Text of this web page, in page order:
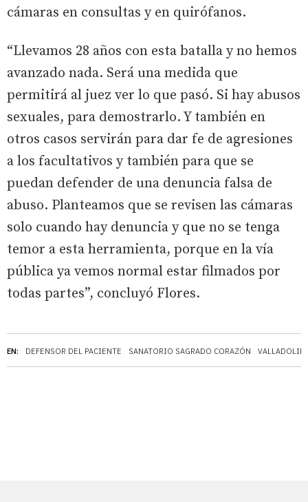
EN: DEFENSOR DEL PACIENTE SANATORIO SAGRADO CORAZÓN VALLADOLID
cámaras en consultas y en quirófanos.
“Llevamos 28 años con esta batalla y no hemos
avanzado nada. Será una medida que
permitirá al juez ver lo que pasó. Si hay abusos
sexuales, para demostrarlo. Y también en
otros casos servirán para dar fe de agresiones
a los facultativos y también para que se
puedan defender de una denuncia falsa de
abuso. Planteamos que se revisen las cámaras
solo cuando hay denuncia y que no se tenga
temor a esta herramienta, porque en la vía
pública ya vemos normal estar filmados por
todas partes”, concluyó Flores.